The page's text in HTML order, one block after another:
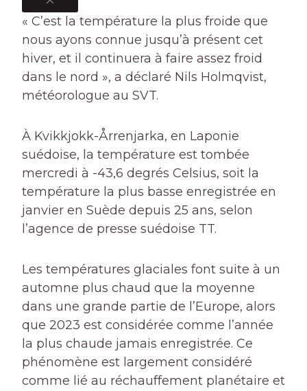
« C’est la température la plus froide que
nous ayons connue jusqu’à présent cet
hiver, et il continuera à faire assez froid
dans le nord », a déclaré Nils Holmqvist,
météorologue au SVT.
À Kvikkjokk-Årrenjarka, en Laponie
suédoise, la température est tombée
mercredi à -43,6 degrés Celsius, soit la
température la plus basse enregistrée en
janvier en Suède depuis 25 ans, selon
l’agence de presse suédoise TT.
Les températures glaciales font suite à un
automne plus chaud que la moyenne
dans une grande partie de l’Europe, alors
que 2023 est considérée comme l’année
la plus chaude jamais enregistrée. Ce
phénomène est largement considéré
comme lié au réchauffement planétaire et